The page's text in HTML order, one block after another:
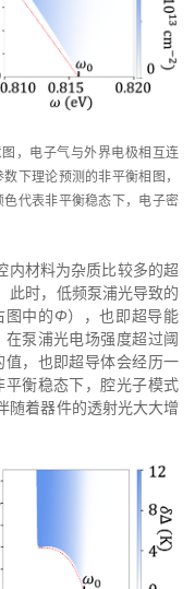
，电子气与外界电极相互连
下理论预测的非平衡相图，
代表非平衡稳态下，电子密
内材料为杂质比较多的超
此时，低频泵浦光导致的
图中的Φ），也即超导能
泵浦光电场强度超过阈
，也即超导体会经历一
衡稳态下，腔光子模式
随着器件的透射光大大增